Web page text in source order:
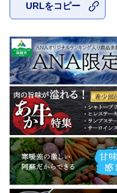
URLをコピー